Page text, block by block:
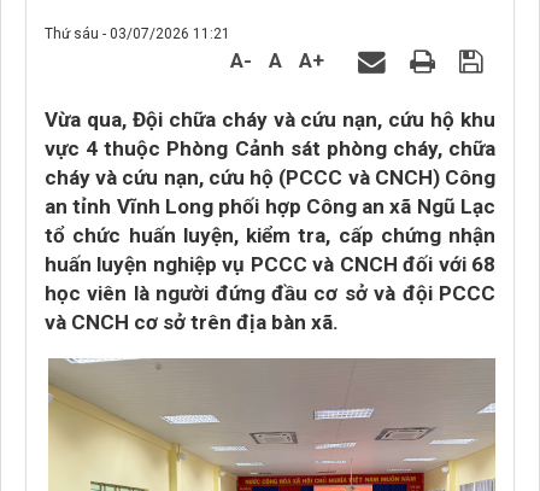
Thứ sáu - 03/07/2026 11:21
A- A A+
Vừa qua, Đội chữa cháy và cứu nạn, cứu hộ khu
vực 4 thuộc Phòng Cảnh sát phòng cháy, chữa
cháy và cứu nạn, cứu hộ (PCCC và CNCH) Công
an tỉnh Vĩnh Long phối hợp Công an xã Ngũ Lạc
tổ chức huấn luyện, kiểm tra, cấp chứng nhận
huấn luyện nghiệp vụ PCCC và CNCH đối với 68
học viên là người đứng đầu cơ sở và đội PCCC
và CNCH cơ sở trên địa bàn xã.